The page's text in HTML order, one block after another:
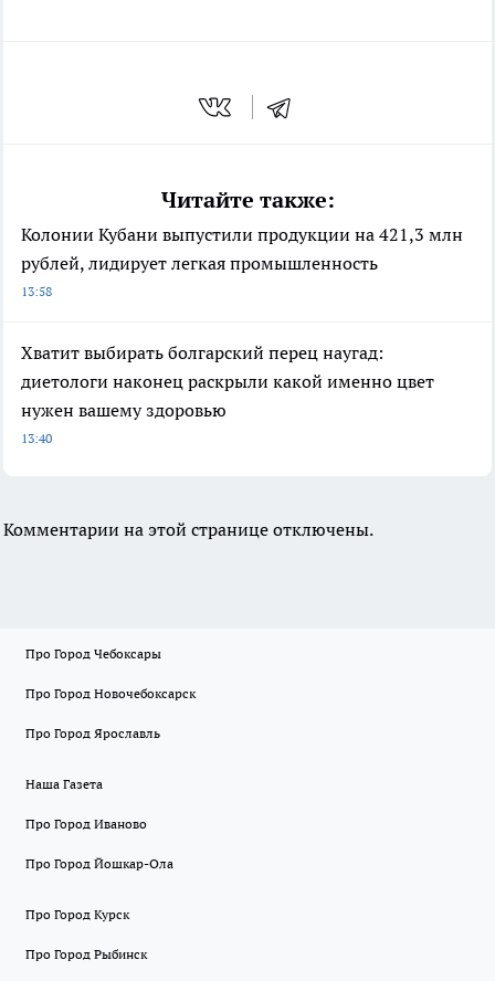
Читайте также:
Колонии Кубани выпустили продукции на 421,3 млн
рублей, лидирует легкая промышленность
13:58
Хватит выбирать болгарский перец наугад:
диетологи наконец раскрыли какой именно цвет
нужен вашему здоровью
13:40
Комментарии на этой странице отключены.
Про Город Чебоксары
Про Город Новочебоксарск
Про Город Ярославль
Наша Газета
Про Город Иваново
Про Город Йошкар-Ола
Про Город Курск
Про Город Рыбинск